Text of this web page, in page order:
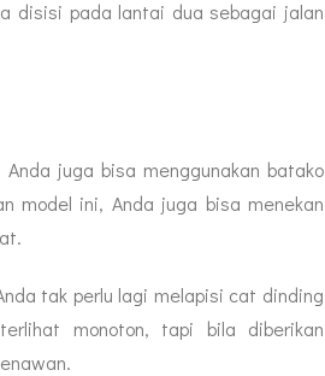
disisi pada lantai dua sebagai jalan
juga bisa menggunakan batako
model ini, Anda juga bisa menekan
tak perlu lagi melapisi cat dinding
monoton, tapi bila diberikan